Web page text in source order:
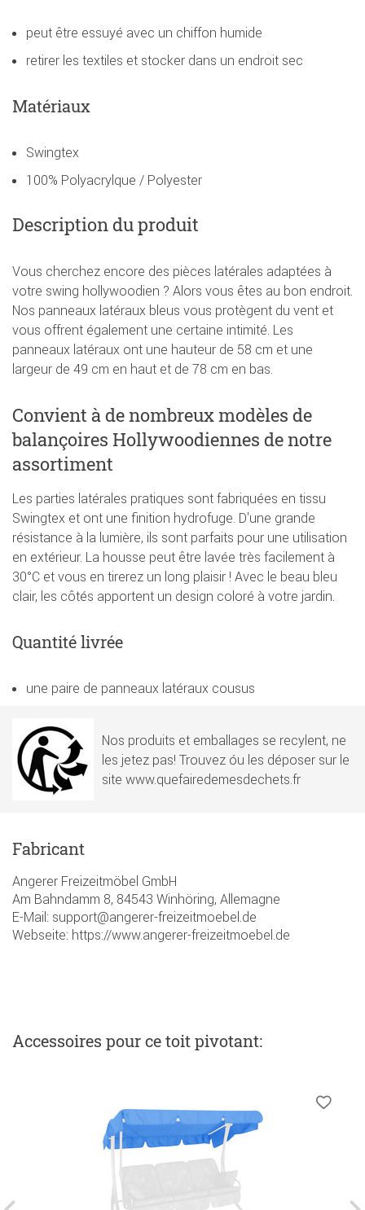
peut être essuyé avec un chiffon humide
retirer les textiles et stocker dans un endroit sec
Matériaux
Swingtex
100% Polyacrylque / Polyester
Description du produit
Vous cherchez encore des pièces latérales adaptées à
votre swing hollywoodien ? Alors vous êtes au bon endroit.
Nos panneaux latéraux bleus vous protègent du vent et
vous offrent également une certaine intimité. Les
panneaux latéraux ont une hauteur de 58 cm et une
largeur de 49 cm en haut et de 78 cm en bas.
Convient à de nombreux modèles de
balançoires Hollywoodiennes de notre
assortiment
Les parties latérales pratiques sont fabriquées en tissu
Swingtex et ont une finition hydrofuge. D'une grande
résistance à la lumière, ils sont parfaits pour une utilisation
en extérieur. La housse peut être lavée très facilement à
30°C et vous en tirerez un long plaisir ! Avec le beau bleu
clair, les côtés apportent un design coloré à votre jardin.
Quantité livrée
une paire de panneaux latéraux cousus
Nos produits et emballages se recylent, ne
les jetez pas! Trouvez óu les déposer sur le
site www.quefairedemesdechets.fr
Fabricant
Angerer Freizeitmöbel GmbH
Am Bahndamm 8, 84543 Winhöring, Allemagne
E-Mail: support@angerer-freizeitmoebel.de
Webseite: https://www.angerer-freizeitmoebel.de
Accessoires pour ce toit pivotant: